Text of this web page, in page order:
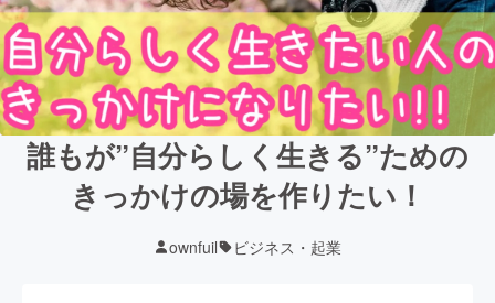
誰もが”自分らしく生きる”ための
きっかけの場を作りたい！
ownfuil ビジネス・起業